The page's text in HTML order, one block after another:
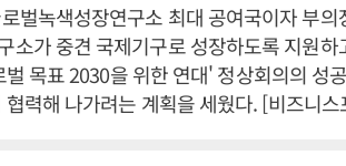
벌녹색성장연구소 최대 공여국이자 부
소가 중견 국제기구로 성장하도록 지원
벌 목표 2030을 위한 연대' 정상회의의 성
력해 나가려는 계획을 세웠다. [비즈니